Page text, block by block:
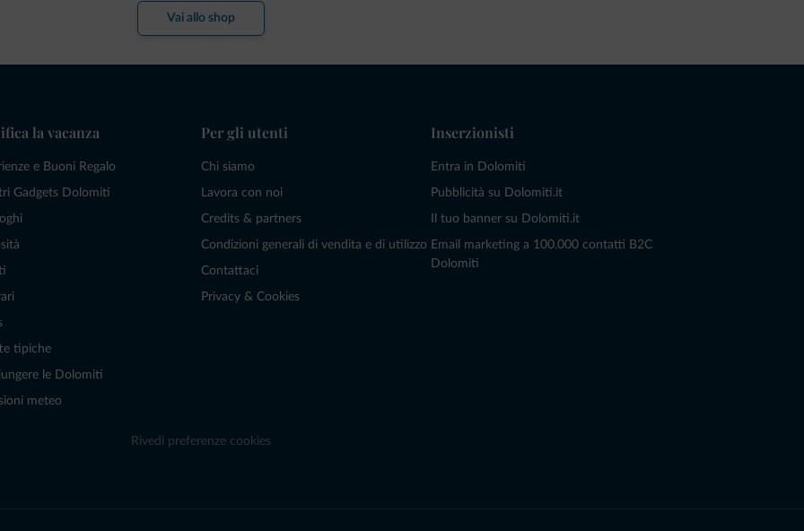
Vai allo shop
la vacanza
e Buoni Regalo
Gadgets Dolomiti
tipiche
le Dolomiti
meteo
Per gli utenti
Chi siamo
Lavora con noi
Credits & partners
Condizioni generali di vendita e di utilizzo
Contattaci
Privacy & Cookies
Inserzionisti
Entra in Dolomiti
Pubblicità su Dolomiti.it
Il tuo banner su Dolomiti.it
Email marketing a 100.000 contatti B2C
Dolomiti
Rivedi preferenze cookies